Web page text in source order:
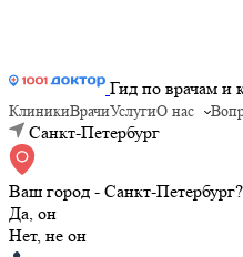
Гид по врачам и
КлиникиВрачиУслугиО нас
Санкт-Петербург
Ваш город - Санкт-Петербург?
Да, он
Нет, не он